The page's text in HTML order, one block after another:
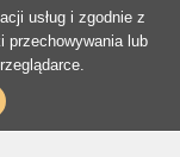
usług i zgodnie z
przechowywania lub